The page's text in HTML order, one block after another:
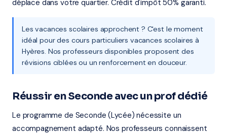
déplace dans votre quartier. Crédit d'impôt 50% garanti.
Les vacances scolaires approchent ? C'est le moment
idéal pour des cours particuliers vacances scolaires à
Hyères. Nos professeurs disponibles proposent des
révisions ciblées ou un renforcement en douceur.
Réussir en Seconde avec un prof dédié
Le programme de Seconde (Lycée) nécessite un
accompagnement adapté. Nos professeurs connaissent